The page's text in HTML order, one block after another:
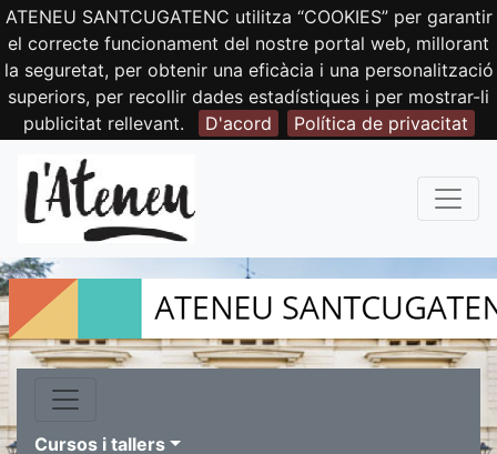
ATENEU SANTCUGATENC utilitza “COOKIES” per garantir
el correcte funcionament del nostre portal web, millorant
la seguretat, per obtenir una eficàcia i una personalització
superiors, per recollir dades estadístiques i per mostrar-li
publicitat rellevant.
D'acord Política de privacitat
Cursos i tallers